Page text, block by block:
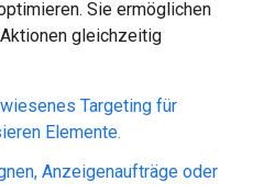
Sie ermöglichen
gleichzeitig
Targeting für
Elemente.
Anzeigenaufträge oder